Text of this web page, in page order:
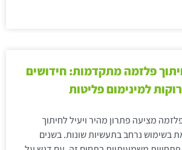
פלזמה מתקדמות: חידושים
למינימום פליטות
מציעה פתרון מהיר ויעיל לחיתוך
בשימוש נרחב בתעשיות שונות. בשנים